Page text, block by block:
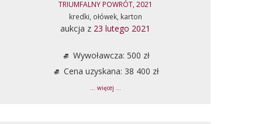
TRIUMFALNY POWRÓT, 2021
kredki, ołówek, karton
aukcja z 23 lutego 2021
Wywoławcza: 500 zł
Cena uzyskana: 38 400 zł
... więcej ...